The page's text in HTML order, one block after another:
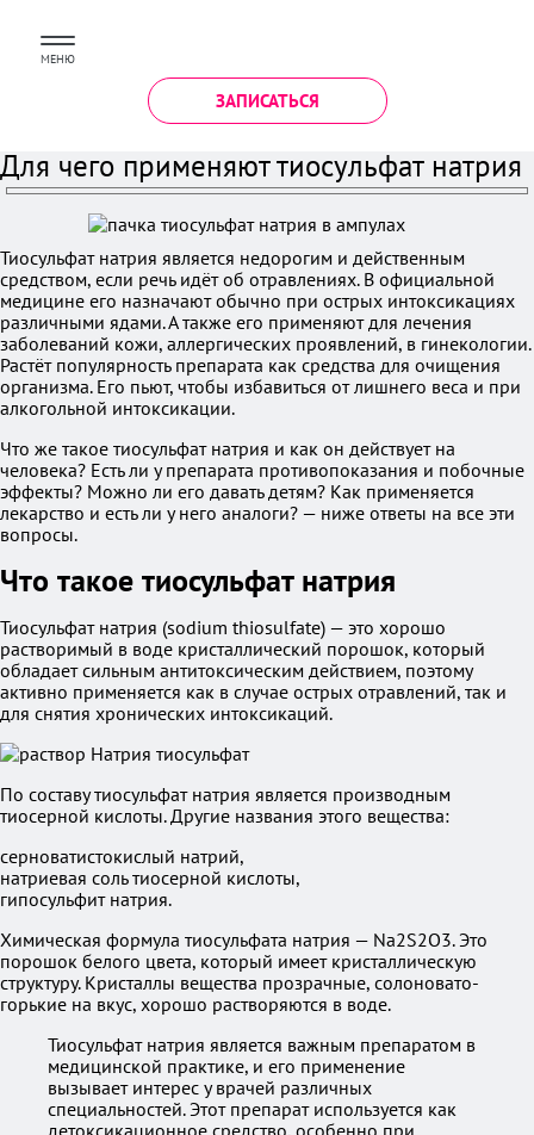
МЕНЮ
ЗАПИСАТЬСЯ
Для чего применяют тиосульфат натрия
Тиосульфат натрия является недорогим и действенным
средством, если речь идёт об отравлениях. В официальной
медицине его назначают обычно при острых интоксикациях
различными ядами. А также его применяют для лечения
заболеваний кожи, аллергических проявлений, в гинекологии.
Растёт популярность препарата как средства для очищения
организма. Его пьют, чтобы избавиться от лишнего веса и при
алкогольной интоксикации.
Что же такое тиосульфат натрия и как он действует на
человека? Есть ли у препарата противопоказания и побочные
эффекты? Можно ли его давать детям? Как применяется
лекарство и есть ли у него аналоги? — ниже ответы на все эти
вопросы.
Что такое тиосульфат натрия
Тиосульфат натрия (sodium thiosulfate) — это хорошо
растворимый в воде кристаллический порошок, который
обладает сильным антитоксическим действием, поэтому
активно применяется как в случае острых отравлений, так и
для снятия хронических интоксикаций.
По составу тиосульфат натрия является производным
тиосерной кислоты. Другие названия этого вещества:
серноватистокислый натрий,
натриевая соль тиосерной кислоты,
гипосульфит натрия.
Химическая формула тиосульфата натрия — Na2S2O3. Это
порошок белого цвета, который имеет кристаллическую
структуру. Кристаллы вещества прозрачные, солоновато-
горькие на вкус, хорошо растворяются в воде.
Тиосульфат натрия является важным препаратом в
медицинской практике, и его применение
вызывает интерес у врачей различных
специальностей. Этот препарат используется как
детоксикационное средство, особенно при